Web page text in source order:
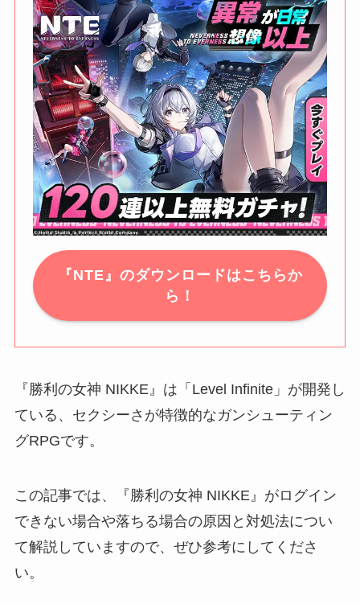
『NTE』のダウンロードはこちらか
ら！
『勝利の女神 NIKKE』は「Level Infinite」が開発し
ている、セクシーさが特徴的なガンシューティン
グRPGです。
この記事では、『勝利の女神 NIKKE』がログイン
できない場合や落ちる場合の原因と対処法につい
て解説していますので、ぜひ参考にしてくださ
い。